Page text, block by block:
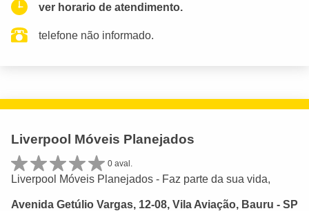
ver horario de atendimento.
telefone não informado.
Liverpool Móveis Planejados
0 aval.
Liverpool Móveis Planejados - Faz parte da sua vida,
Avenida Getúlio Vargas, 12-08, Vila Aviação, Bauru - SP